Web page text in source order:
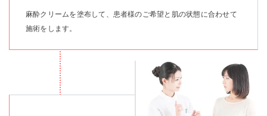
麻酔クリームを塗布して、患者様のご希望と肌の状態に合わせて
施術をします。